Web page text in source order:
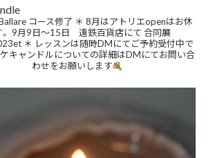
コース修了 ＊ 8月はアトリエopenはお休
9月9日〜15日 遠鉄百貨店にて 合同展
＊ レッスンは随時DMにてご予約受付中で
キャンドルについての詳細はDMにてお問い合
わせをお願いします